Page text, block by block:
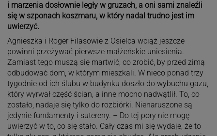
i marzenia dosłownie legły w gruzach, a oni sami znaleźli
się w szponach koszmaru, w który nadal trudno jest im
uwierzyć.
Agnieszka i Roger Filasowie z Osielca wciąż jeszcze
powinni przeżywać pierwsze małżeńskie uniesienia.
Zamiast tego muszą się martwić, co zrobić, by przed zimą
odbudować dom, w którym mieszkali. W nieco ponad trzy
tygodnie od ich ślubu w budynku doszło do wybuchu gazu,
który wyrwał część ścian, a inne mocno nadwątlił. To, co
zostało, nadaje się tylko do rozbiórki. Nienaruszone są
jedynie fundamenty i sutereny. – Do tej pory nie mogę
uwierzyć w to, co się stało. Cały czas mi się wydaje, że to